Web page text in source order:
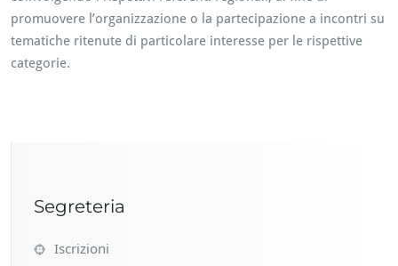
promuovere l’organizzazione o la partecipazione a incontri su
tematiche ritenute di particolare interesse per le rispettive
categorie.
Segreteria
Iscrizioni